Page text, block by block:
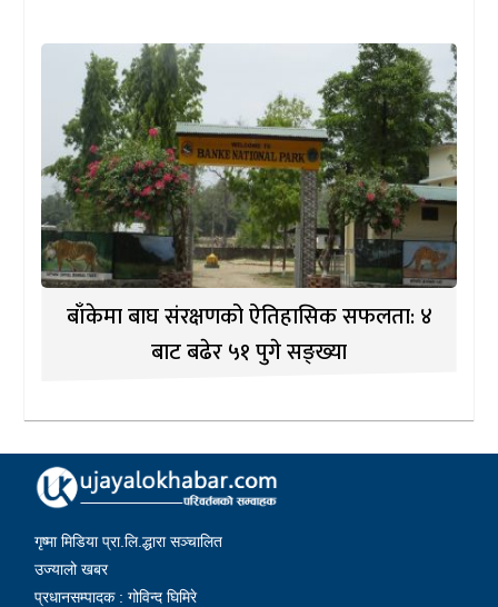
बाँकेमा बाघ संरक्षणको ऐतिहासिक सफलता: ४
बाट बढेर ५१ पुगे सङ्ख्या
गृष्मा मिडिया प्रा.लि.द्धारा सञ्चालित
उज्यालो खबर
प्रधानसम्पादक : गोविन्द घिमिरे